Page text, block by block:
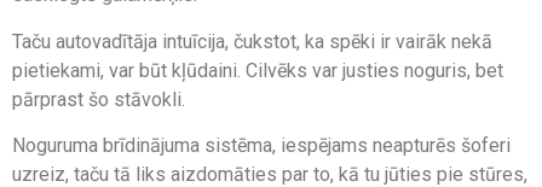
Taču autovadītāja intuīcija, čukstot, ka spēki ir vairāk nekā
pietiekami, var būt kļūdaini. Cilvēks var justies noguris, bet
pārprast šo stāvokli.
Noguruma brīdinājuma sistēma, iespējams neapturēs šoferi
uzreiz, taču tā liks aizdomāties par to, kā tu jūties pie stūres,